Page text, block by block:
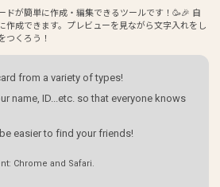
ドが簡単に作成・編集できるツールです！🥳🎉 自
作成できます。プレビューを見ながら文字入れをし
つくろう！
from a variety of types!
name, ID...etc. so that everyone knows
easier to find your friends!
Chrome and Safari.